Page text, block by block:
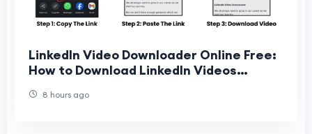
LinkedIn Video Downloader Online Free:
How to Download LinkedIn Videos
8 hours ago